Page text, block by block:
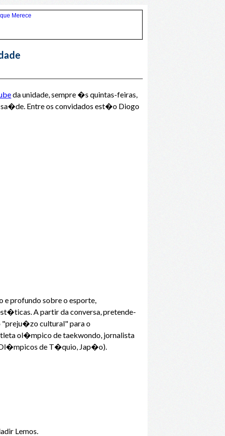
da unidade, sempre �s quintas-feiras,
sa�de. Entre os convidados est�o Diogo
profundo sobre o esporte,
A partir da conversa, pretende-
"preju�zo cultural" para o
ol�mpico de taekwondo, jornalista
Ol�mpicos de T�quio, Jap�o).
Lemos.